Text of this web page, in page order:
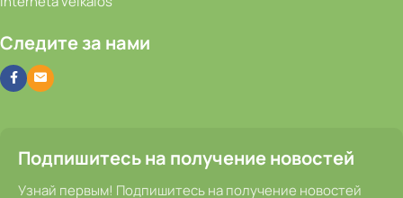
Следите за нами
Подпишитесь на получение новостей
Узнай первым! Подпишитесь на получение новостей